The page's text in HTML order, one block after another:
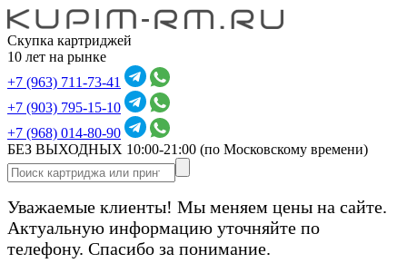
Скупка картриджей
10 лет на рынке
+7 (963) 711-73-41
+7 (903) 795-15-10
+7 (968) 014-80-90
БЕЗ ВЫХОДНЫХ 10:00-21:00 (по Московскому времени)
Уважаемые клиенты! Мы меняем цены на сайте.
Актуальную информацию уточняйте по
телефону. Спасибо за понимание.